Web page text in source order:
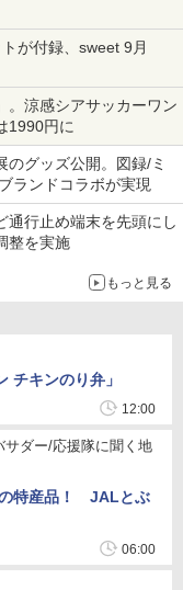
が付録、sweet 9月
。涼感シアサッカーワン
1990円に
のグッズ公開。図録/ミ
ランドコラボが実現
通行止め端末を先頭にし
整を実施
もっと見る
チキンのり弁」
12:00
ダー/応援隊に聞く地
特産品！ JALとぶ
06:00